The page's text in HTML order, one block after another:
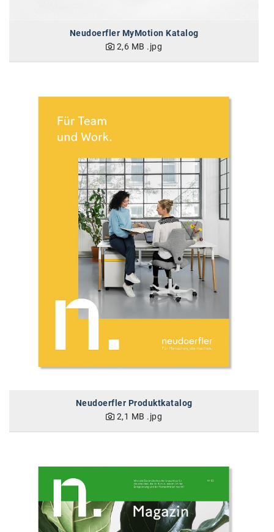
Neudoerfler MyMotion Katalog
2,6 MB .jpg
Neudoerfler Produktkatalog
2,1 MB .jpg